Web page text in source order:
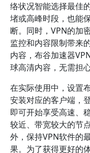
络状况智能选择最佳
堵或高峰时段，也能
断。同时，VPN的加
监控和内容限制带来
内容，布谷加速器
球高清内容，无需担
在实际使用中，设置
安装对应的客户端，
即可开始享受高速、
较近、带宽较大的节
外，保持VPN软件的
果。为了获得更好的